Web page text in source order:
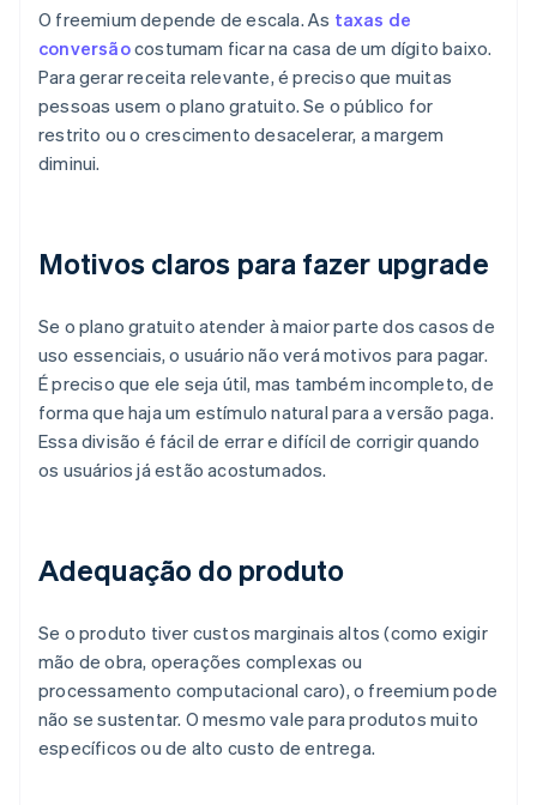
O freemium depende de escala. As taxas de
conversãocostumam ficar na casa de um dígito baixo.
Para gerar receita relevante, é preciso que muitas
pessoas usem o plano gratuito. Se o público for
restrito ou o crescimento desacelerar, a margem
diminui.
Motivos claros para fazer upgrade
Se o plano gratuito atender à maior parte dos casos de
uso essenciais, o usuário não verá motivos para pagar.
É preciso que ele seja útil, mas também incompleto, de
forma que haja um estímulo natural para a versão paga.
Essa divisão é fácil de errar e difícil de corrigir quando
os usuários já estão acostumados.
Adequação do produto
Se o produto tiver custos marginais altos (como exigir
mão de obra, operações complexas ou
processamento computacional caro), o freemium pode
não se sustentar. O mesmo vale para produtos muito
específicos ou de alto custo de entrega.